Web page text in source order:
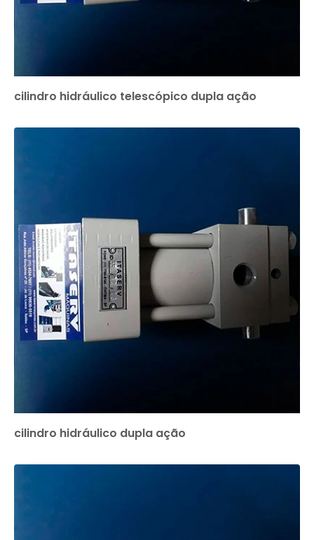
cilindro hidráulico telescópico dupla ação
cilindro hidráulico dupla ação